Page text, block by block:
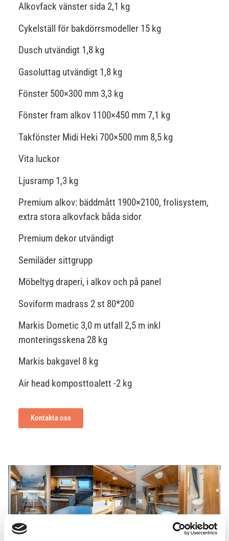
Alkovfack vänster sida 2,1 kg
Cykelställ för bakdörrsmodeller 15 kg
Dusch utvändigt 1,8 kg
Gasoluttag utvändigt 1,8 kg
Fönster 500×300 mm 3,3 kg
Fönster fram alkov 1100×450 mm 7,1 kg
Takfönster Midi Heki 700×500 mm 8,5 kg
Vita luckor
Ljusramp 1,3 kg
Premium alkov: bäddmått 1900×2100, frolisystem,
extra stora alkovfack båda sidor
Premium dekor utvändigt
Semiläder sittgrupp
Möbeltyg draperi, i alkov och på panel
Soviform madrass 2 st 80*200
Markis Dometic 3,0 m utfall 2,5 m inkl
monteringsskena 28 kg
Markis bakgavel 8 kg
Air head komposttoalett -2 kg
Kontakta oss